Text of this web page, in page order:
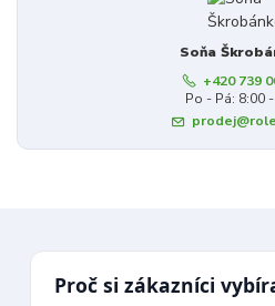
Soňa
+420 739
Po - Pá: 8:00
Proč si zákazníci